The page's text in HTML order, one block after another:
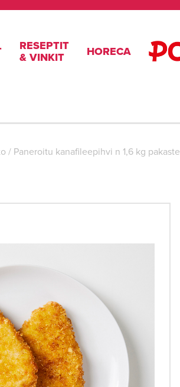
RESEPTIT
& VINKIT HORECA
/ Paneroitu kanafileepihvi n 1,6 kg pakaste